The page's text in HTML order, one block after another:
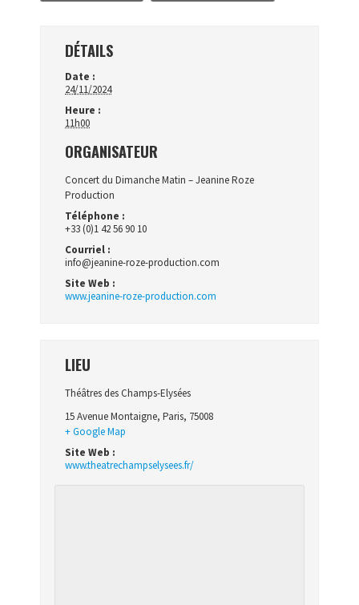
DÉTAILS
Date :
24/11/2024
Heure :
11h00
ORGANISATEUR
Concert du Dimanche Matin – Jeanine Roze
Production
Téléphone :
+33 (0)1 42 56 90 10
Courriel :
info@jeanine-roze-production.com
Site Web :
www.jeanine-roze-production.com
LIEU
Théâtres des Champs-Elysées
15 Avenue Montaigne, Paris, 75008
+ Google Map
Site Web :
www.theatrechampselysees.fr/